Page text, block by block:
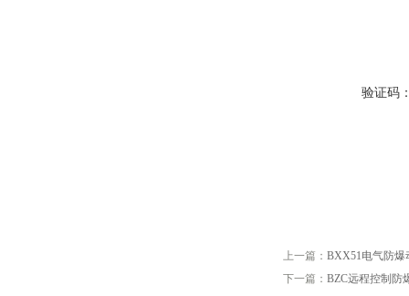
验证码
上一篇： BXX51电气防爆
下一篇： BZC远程控制防